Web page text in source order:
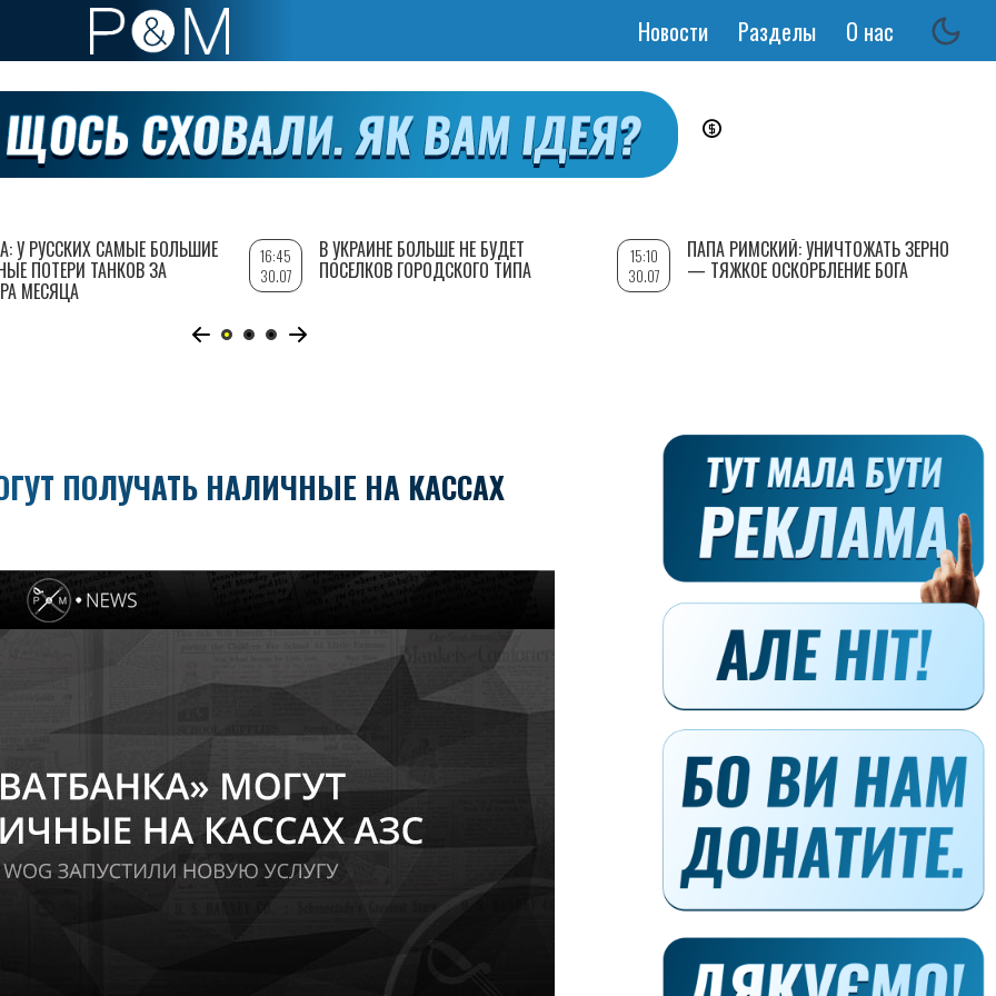
Основная
Новости Разделы О нас
ПОЛУЧАТЬ НАЛИЧНЫЕ НА КАССАХ
У РУССКИХ САМЫЕ БОЛЬШИЕ
ПОТЕРИ ТАНКОВ ЗА
МЕСЯЦА
16:45
30.07
В УКРАИНЕ БОЛЬШЕ НЕ БУДЕТ
ПОСЕЛКОВ ГОРОДСКОГО ТИПА
15:10
30.07
ПАПА РИМСКИЙ: УНИЧТОЖАТЬ ЗЕРНО
— ТЯЖКОЕ ОСКОРБЛЕНИЕ БОГА